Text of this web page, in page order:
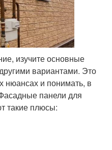
изучите основные
вариантами. Это
нюансах и понимать, в
панели для
такие плюсы: